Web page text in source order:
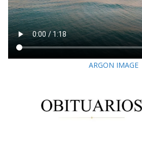
ARGON IMAGE